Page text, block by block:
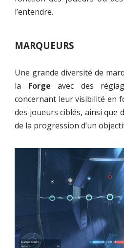
l’entendre.
MARQUEURS
Une grande diversité de
la Forge avec des
concernant leur visibilité en
des joueurs ciblés, ainsi que
de la progression d’un